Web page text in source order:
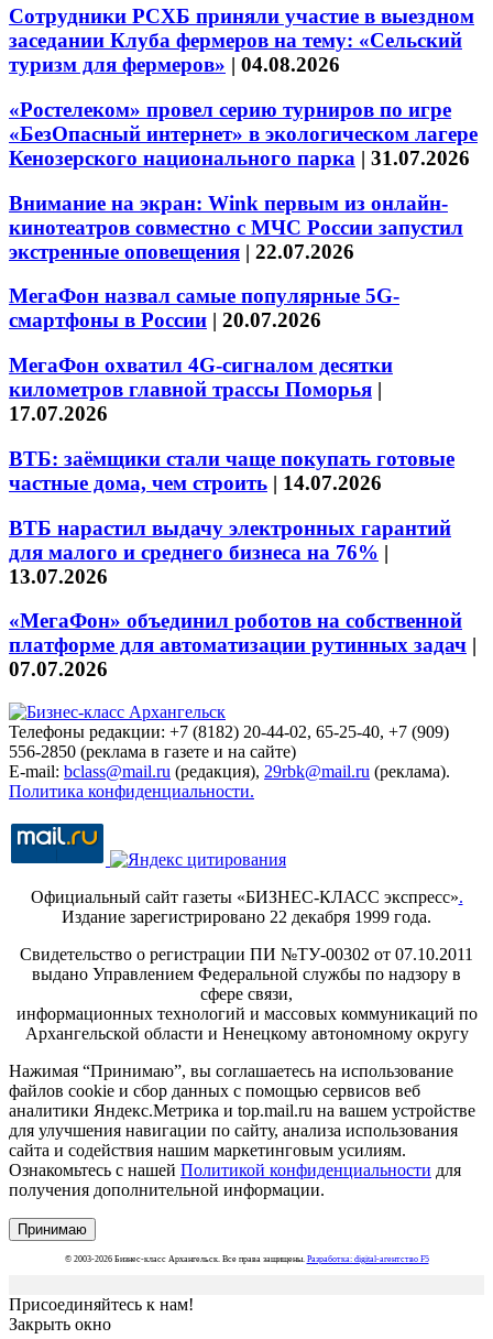
Сотрудники РСХБ приняли участие в выездном
заседании Клуба фермеров на тему: «Сельский
туризм для фермеров» | 04.08.2026
«Ростелеком» провел серию турниров по игре
«БезОпасный интернет» в экологическом лагере
Кенозерского национального парка | 31.07.2026
Внимание на экран: Wink первым из онлайн-
кинотеатров совместно с МЧС России запустил
экстренные оповещения | 22.07.2026
МегаФон назвал самые популярные 5G-
смартфоны в России | 20.07.2026
МегаФон охватил 4G-сигналом десятки
километров главной трассы Поморья |
17.07.2026
ВТБ: заёмщики стали чаще покупать готовые
частные дома, чем строить | 14.07.2026
ВТБ нарастил выдачу электронных гарантий
для малого и среднего бизнеса на 76% |
13.07.2026
«МегаФон» объединил роботов на собственной
платформе для автоматизации рутинных задач |
07.07.2026
Телефоны редакции: +7 (8182) 20-44-02, 65-25-40, +7 (909)
556-2850 (реклама в газете и на сайте)
E-mail: bclass@mail.ru (редакция), 29rbk@mail.ru (реклама).
Политика конфиденциальности.
Официальный сайт газеты «БИЗНЕС-КЛАСС экспресс».
Издание зарегистрировано 22 декабря 1999 года.
Свидетельство о регистрации ПИ №ТУ-00302 от 07.10.2011
выдано Управлением Федеральной службы по надзору в
сфере связи,
информационных технологий и массовых коммуникаций по
Архангельской области и Ненецкому автономному округу
Нажимая “Принимаю”, вы соглашаетесь на использование
файлов cookie и сбор данных с помощью сервисов веб
аналитики Яндекс.Метрика и top.mail.ru на вашем устройстве
для улучшения навигации по сайту, анализа использования
сайта и содействия нашим маркетинговым усилиям.
Ознакомьтесь с нашей Политикой конфиденциальности для
получения дополнительной информации.
Принимаю
© 2003-2026 Бизнес-класс Архангельск. Все права защищены. Разработка: digital-агентство F5
Присоединяйтесь к нам!
Закрыть окно